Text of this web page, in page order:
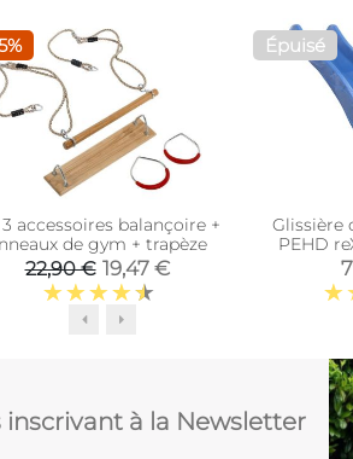
accessoires balançoire +
de gym + trapèze
22,90 € 19,47 €
Épuisé
Glissière
PEHD
à la Newsletter